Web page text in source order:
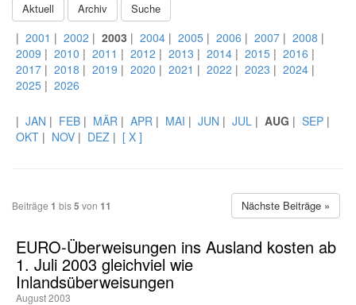
Aktuell Archiv Suche
| 2001 | 2002 | 2003 | 2004 | 2005 | 2006 | 2007 | 2008 |
2009 | 2010 | 2011 | 2012 | 2013 | 2014 | 2015 | 2016 |
2017 | 2018 | 2019 | 2020 | 2021 | 2022 | 2023 | 2024 |
2025 | 2026
| JAN | FEB | MÄR | APR | MAI | JUN | JUL | AUG | SEP |
OKT | NOV | DEZ | [ X ]
Beiträge 1 bis5 von 11 Nächste Beiträge »
EURO-Überweisungen ins Ausland kosten ab
1. Juli 2003 gleichviel wie
Inlandsüberweisungen
August 2003